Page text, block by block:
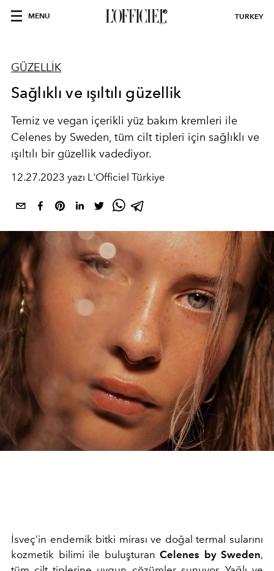
MENU TURKEY
GÜZELLİK
Sağlıklı ve ışıltılı güzellik
Temiz ve vegan içerikli yüz bakım kremleri ile
Celenes by Sweden, tüm cilt tipleri için sağlıklı ve
ışıltılı bir güzellik vadediyor.
12.27.2023 yazı L'Officiel Türkiye
İsveç’in endemik bitki mirası ve doğal termal sularını
kozmetik bilimi ile buluşturan Celenes by Sweden,